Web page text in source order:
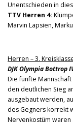
Unentschieden in
TTV Herren 4:
Marvin Lapsien,
Herren – 3.
DJK Olympia Bottrop
Die fünfte
den deutlichen Sieg
ausgebaut werden,
des Gegners korrekt
Nervenkostüm